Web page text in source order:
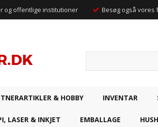
og offentlige institutioner Besøg også vores
& HOBBY INVENTAR
LASER & INKJET EMBALLAGE